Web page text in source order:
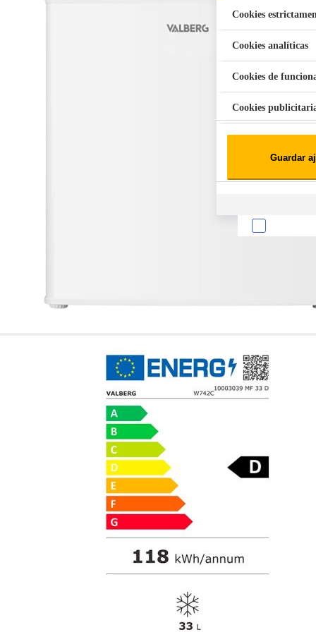
Aspiradora Quitamanchas 450W
Cookies
Cookies analíticas
Cookies de
Cookies
Cuando visitas un
tipos de cookies.
las cookies que se
los servicios que
Estas cookies son
cookies
Información de las
Guardar